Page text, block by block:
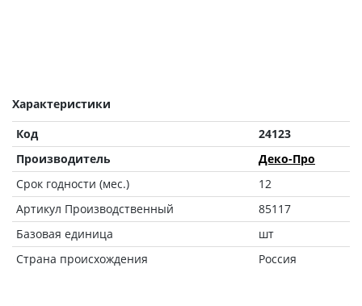
Характеристики
Код
24123
Производитель
Деко-Про
Срок годности (мес.)
12
Артикул Производственный
85117
Базовая единица
шт
Страна происхождения
Россия